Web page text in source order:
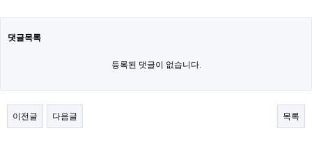
댓글목록
등록된 댓글이 없습니다.
이전글 다음글 목록